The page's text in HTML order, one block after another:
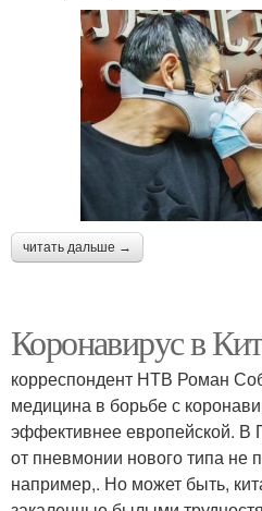
читать дальше →
Коронавирус в
корреспондент НТВ Роман
медицина в борьбе с
эффективнее европейской. В
от пневмонии нового типа не
например,. Но может быть,